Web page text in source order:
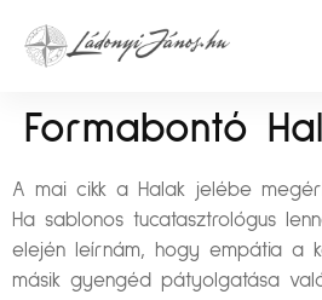
Formabontó
A mai cikk a Halak jelébe
Ha sablonos tucatasztrológus
elején leírnám, hogy empátia a
másik gyengéd pátyolgatása